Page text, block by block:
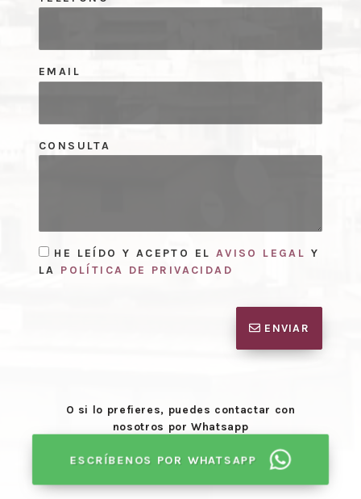
EMAIL
CONSULTA
HE LEÍDO Y ACEPTO EL AVISO LEGAL Y
LA POLÍTICA DE PRIVACIDAD
ENVIAR
O si lo prefieres, puedes contactar con
nosotros por Whatsapp
ESCRÍBENOS POR WHATSAPP